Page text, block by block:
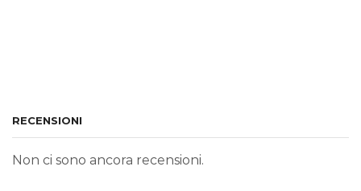
RECENSIONI
Non ci sono ancora recensioni.